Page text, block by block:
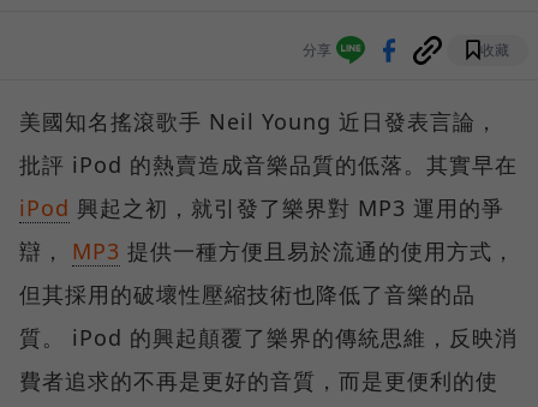
分享 收藏
美國知名搖滾歌手 Neil Young 近日發表言論，
批評 iPod 的熱賣造成音樂品質的低落。其實早在
iPod 興起之初，就引發了樂界對 MP3 運用的爭
辯， MP3 提供一種方便且易於流通的使用方式，
但其採用的破壞性壓縮技術也降低了音樂的品
質。 iPod 的興起顛覆了樂界的傳統思維，反映消
費者追求的不再是更好的音質，而是更便利的使